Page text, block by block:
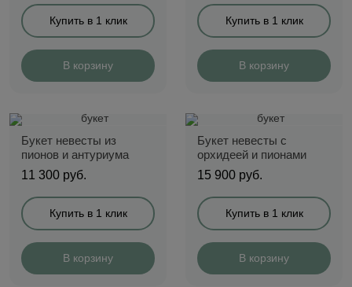
Купить в 1 клик
В корзину
Купить в 1 клик
В корзину
Букет невесты из
пионов и антуриума
11 300 руб.
Купить в 1 клик
В корзину
Букет невесты с
орхидеей и пионами
15 900 руб.
Купить в 1 клик
В корзину